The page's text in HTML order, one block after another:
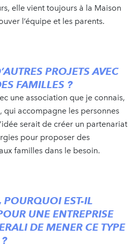
elle vient toujours à la Maison
l’équipe et les parents.
PROJETS AVEC
FAMILLES ?
une association que je connais,
qui accompagne les personnes
serait de créer un partenariat
pour proposer des
familles dans le besoin.
POURQUOI EST-IL
UNE ENTREPRISE
DE MENER CE TYPE